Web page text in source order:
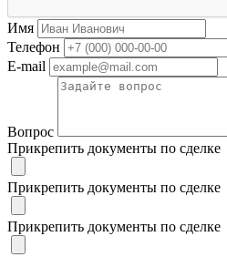
Имя
Телефон
E-mail
Вопрос
Прикрепить документы по сделке
Прикрепить документы по сделке
Прикрепить документы по сделке